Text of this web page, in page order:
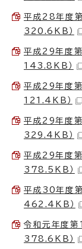
平成28年度
320.6KB）
平成29年度第
143.8KB）
平成29年度
121.4KB）
平成29年度
329.4KB）
平成29年度
378.5KB）
平成30年度第
462.4KB）
令和元年度第
378.6KB）